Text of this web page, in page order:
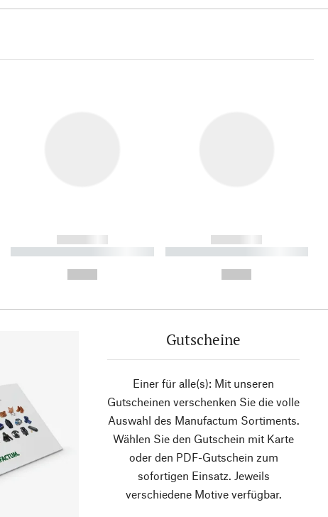
------------
----------- ----------- ----------
------------
----------- ----------- ----------
Gutscheine
Einer für alle(s): Mit unseren
Gutscheinen verschenken Sie die volle
Auswahl des Manufactum Sortiments.
Wählen Sie den Gutschein mit Karte
oder den PDF-Gutschein zum
sofortigen Einsatz. Jeweils
verschiedene Motive verfügbar.